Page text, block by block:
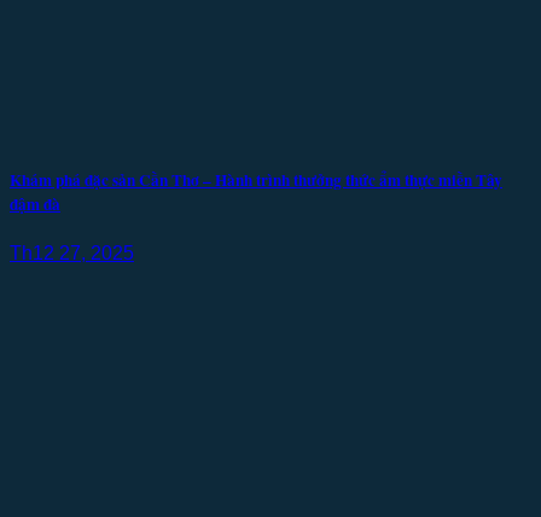
Khám phá đặc sản Cần Thơ – Hành trình thưởng thức ẩm thực miền Tây
đậm đà
Th12 27, 2025